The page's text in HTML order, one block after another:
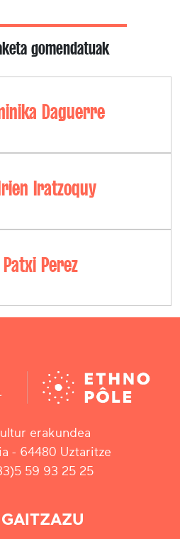
gomendatuak
Daguerre
Iratzoquy
Perez
erakundea
- 64480 Uztaritze
59 93 25 25